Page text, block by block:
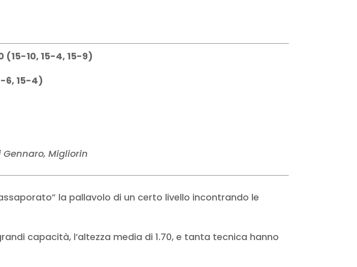
0 (15-10, 15-4, 15-9)
6, 15-4)
Migliorin
la pallavolo di un certo livello incontrando le
capacità, l’altezza media di 1.70, e tanta tecnica hanno